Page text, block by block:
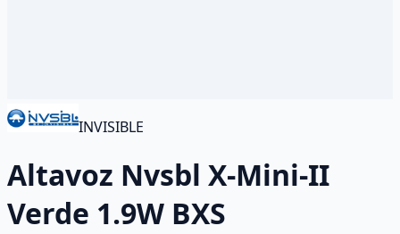
INVISIBLE
Altavoz Nvsbl X-Mini-II
Verde 1.9W BXS